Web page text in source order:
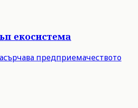
екосистема
предприемачеството